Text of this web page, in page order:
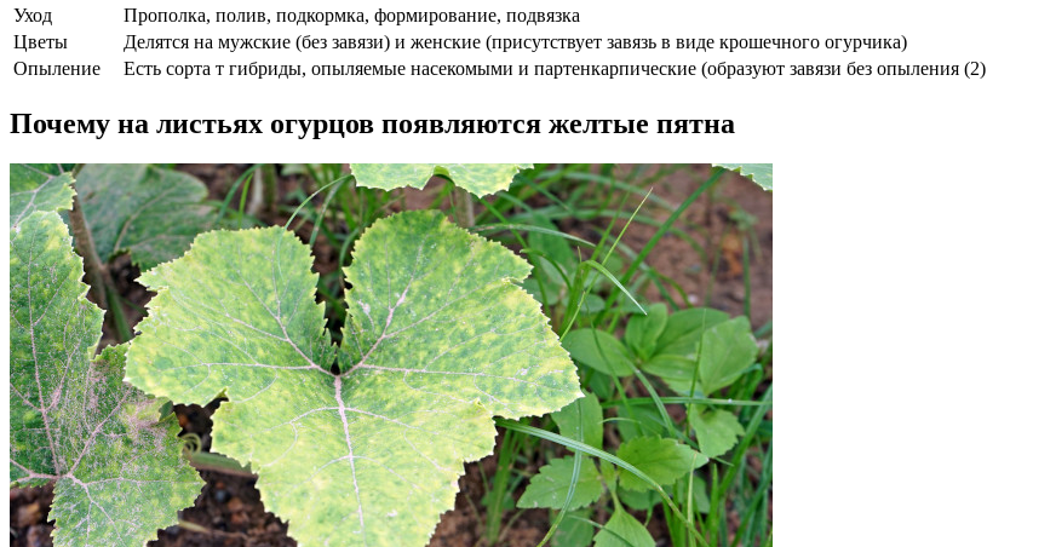
Уход
Прополка, полив, подкормка, формирование, подвязка
Цветы
Делятся на мужские (без завязи) и женские (присутствует завязь в виде крошечного огурчика)
Опыление
Есть сорта т гибриды, опыляемые насекомыми и партенкарпические (образуют завязи без опыления (2)
Почему на листьях огурцов появляются желтые пятна